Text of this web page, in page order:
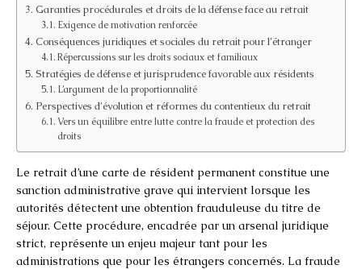
Garanties procédurales et droits de la défense face au retrait
Exigence de motivation renforcée
Conséquences juridiques et sociales du retrait pour l’étranger
Répercussions sur les droits sociaux et familiaux
Stratégies de défense et jurisprudence favorable aux résidents
L’argument de la proportionnalité
Perspectives d’évolution et réformes du contentieux du retrait
Vers un équilibre entre lutte contre la fraude et protection des
droits
Le retrait d’une carte de résident permanent constitue une
sanction administrative grave qui intervient lorsque les
autorités détectent une obtention frauduleuse du titre de
séjour. Cette procédure, encadrée par un arsenal juridique
strict, représente un enjeu majeur tant pour les
administrations que pour les étrangers concernés. La fraude